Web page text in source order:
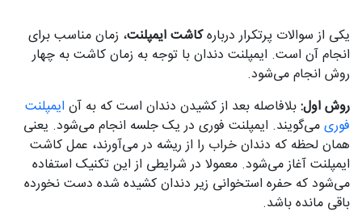
یکی از سوالات پرتکرار دربارهکاشت ایمپلنت، زمان مناسب برای
انجام آن است. ایمپلنت دندان با توجه به زمان کاشت به چهار
روش انجام می‌شود.
روش اول:بلافاصله بعد از کشیدن دندان است که به آن ایمپلنت
فوریمی‌گویند. ایمپلنت فوری در یک جلسه انجام می‌شود. یعنی
همان لحظه که دندان خراب را از ریشه در می‌آورند، عمل کاشت
ایمپلنت آغاز می‌شود. معمولا در شرایطی از این تکنیک استفاده
می‌شود که حفره استخوانی زیر دندان کشیده شده دست نخورده
باقی مانده باشد.